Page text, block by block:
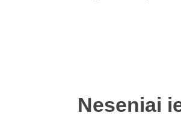
Neseniai